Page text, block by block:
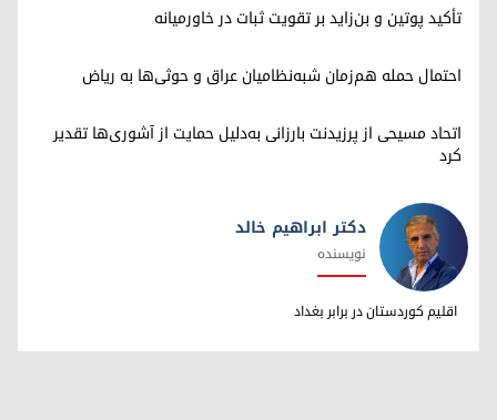
تأکید پوتین و بن‌زاید بر تقویت ثبات در خاورمیانه
احتمال حمله هم‌زمان شبه‌نظامیان عراق و حوثی‌ها به ریاض
اتحاد مسیحی از پرزیدنت بارزانی به‌دلیل حمایت از آشوری‌ها تقدیر
کرد
دکتر ابراهیم خالد
دکتر ابراهیم خالد
نویسنده
اقلیم کوردستان در برابر بغداد